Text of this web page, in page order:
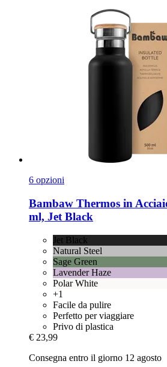
6 opzioni
Bambaw Thermos in
ml, Jet Black
Jet Black
Natural Steel
Sage Green
Lavender Haze
Polar White
+1
Facile da pulire
Perfetto per viaggiare
Privo di plastica
€ 23,99
Consegna entro il giorno 12 agosto